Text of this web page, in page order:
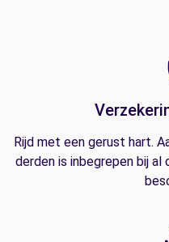
Rijd met een gerust hart.
derden is inbegrepen bij al